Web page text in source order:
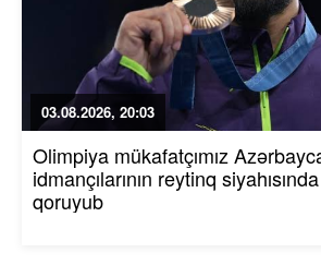
03.08.2026, 20:03
Olimpiya mükafatçımız
idmançılarının reytinq
qoruyub